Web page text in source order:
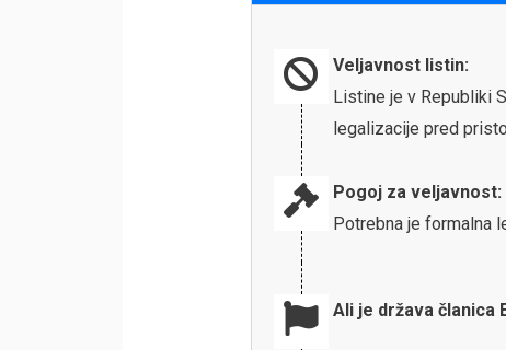
Veljavnost listin:
Listine je v Republiki
legalizacije pred
Pogoj za veljavnost:
Potrebna je formalna
Ali je država članica